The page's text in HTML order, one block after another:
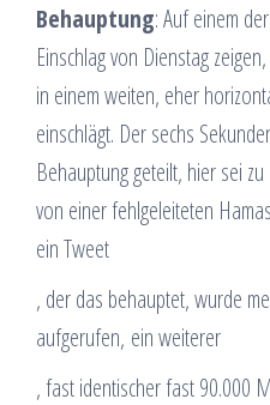
Behauptung: Auf einem
Einschlag von Dienstag
in einem weiten, eher
einschlägt. Der sechs
Behauptung geteilt, hier sei
von einer fehlgeleiteten
ein Tweet
, der das behauptet, wurde
aufgerufen, ein weiterer
, fast identischer fast 90.000